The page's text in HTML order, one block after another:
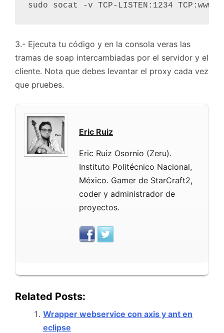
sudo socat -v TCP-LISTEN:1234
3.- Ejecuta tu código y en la consola veras las
tramas de soap intercambiadas por el servidor y el
cliente. Nota que debes levantar el proxy cada vez
que pruebes.
Eric Ruiz
Eric Ruiz Osornio (Zeru).
Instituto Politécnico Nacional,
México. Gamer de StarCraft2,
coder y administrador de
proyectos.
Related Posts:
Wrapper webservice con axis y ant en
eclipse